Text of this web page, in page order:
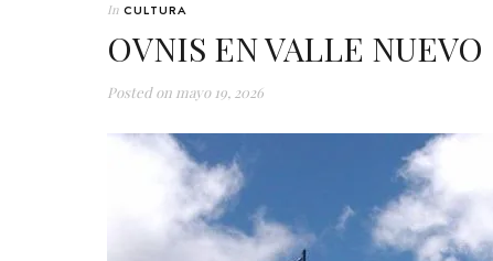
In CULTURA
OVNIS EN VALLE NUEVO
Posted on mayo 19, 2026